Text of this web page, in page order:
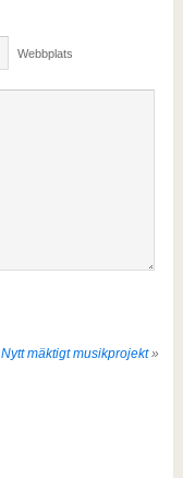
Webbplats
Nytt mäktigt musikprojekt»